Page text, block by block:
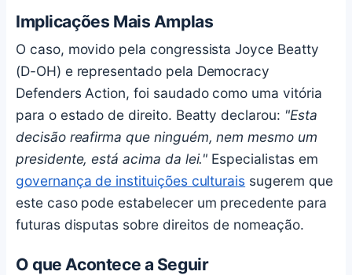
Implicações Mais Amplas
O caso, movido pela congressista Joyce Beatty
(D-OH) e representado pela Democracy
Defenders Action, foi saudado como uma vitória
para o estado de direito. Beatty declarou: "Esta
decisão reafirma que ninguém, nem mesmo um
presidente, está acima da lei." Especialistas em
governança de instituições culturais sugerem que
este caso pode estabelecer um precedente para
futuras disputas sobre direitos de nomeação.
O que Acontece a Seguir